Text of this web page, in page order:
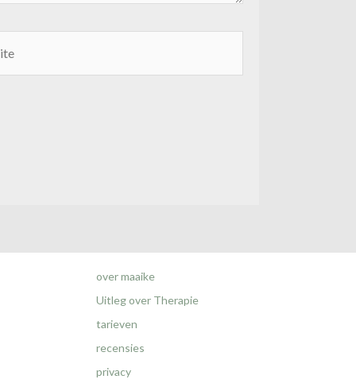
over maaike
Uitleg over Therapie
tarieven
recensies
privacy